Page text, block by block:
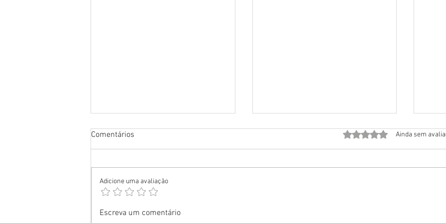
Fernando de Noronha:
Comentários Avaliado com 0 de 5
Ainda sem
Adicione uma avaliação
Escreva um comentário